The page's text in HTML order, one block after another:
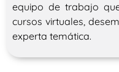
equipo de trabajo
cursos virtuales,
experta temática.